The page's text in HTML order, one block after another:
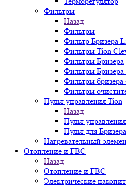
Фильтры
Назад
Фильтры
Фильтр Бризера
Фильтры Tion
Фильтры Бризера
Фильтры Бризера
Фильтры бризера
Фильтры
Пульт управления Tion
Назад
Пульт
Пульт для
Нагревательный
Отопление и ГВС
Назад
Отопление и ГВС
Электрические